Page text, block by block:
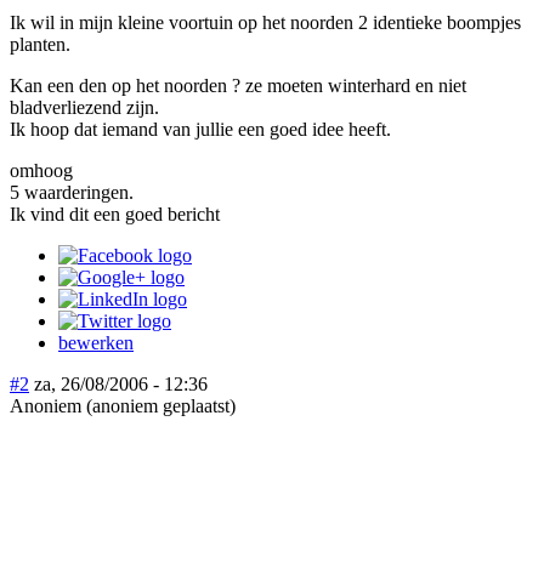
Ik wil in mijn kleine voortuin op het noorden 2 identieke boompjes
planten.
Kan een den op het noorden ? ze moeten winterhard en niet
bladverliezend zijn.
Ik hoop dat iemand van jullie een goed idee heeft.
omhoog
5 waarderingen.
Ik vind dit een goed bericht
bewerken
#2 za, 26/08/2006 - 12:36
Anoniem (anoniem geplaatst)